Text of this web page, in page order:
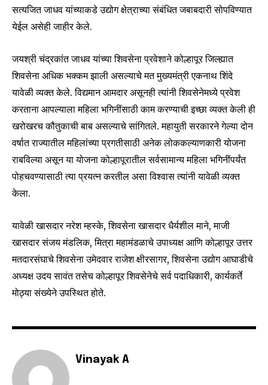
Join our community of
SUBSCRIBERS and be part of the
conversation.
To subscribe, simply enter your email address on our website
or click the subscribe button below. Don't worry, we respect
your privacy and won't spam your inbox. Your information is
safe with us.
SUBSCRIBE
I've read and accept the
Fans Followers
सत्यजित जाधव यांच्याकडे उद्योग क्षेत्राच्या संबंधित जबाबदारी सोपविण्यात
येईल असेही जाहीर केले.
जयश्री चंद्रकांत जाधव यांच्या शिवसेना प्रवेशाने कोल्हापूर जिल्ह्यात
शिवसेना अधिक भक्कम झाली असल्याचे मत मुख्यमंत्री एकनाथ शिंदे
यावेळी व्यक्त केले. विद्यमान आमदार असूनही त्यांनी शिवसेनेमध्ये प्रवेश
करताना आपल्याला महिला भगिनींसाठी काम करण्याची इच्छा व्यक्त केली ही
खरोखरच कौतुकाची बाब असल्याचे सांगितले. महायुती सरकारने गेल्या दोन
वर्षात राज्यातील महिलांच्या प्रगतीसाठी अनेक लोककल्याणकारी योजना
राबविल्या असून या योजना कोल्हापूरातील सर्वसामान्य महिला भगिनींपर्यंत
पोहचवण्यासाठी त्या प्रयत्न करतील असा विश्वास त्यांनी यावेळी व्यक्त
केला.
यावेळी खासदार नरेश म्हस्के, शिवसेना खासदार धैर्यशील माने, माजी
खासदार संजय मंडलिक, मित्रा महामंडळाचे उपाध्यक्ष आणि कोल्हापूर उत्तर
मतदारसंघाचे शिवसेना उमेदवार राजेश क्षीरसागर, शिवसेना उद्योग आघाडीचे
अध्यक्ष उदय सावंत तसेच कोल्हापूर शिवसेनेचे सर्व पदाधिकारी, कार्यकर्ते
मोठ्या संख्येने उपस्थित होते.
Vinayak A